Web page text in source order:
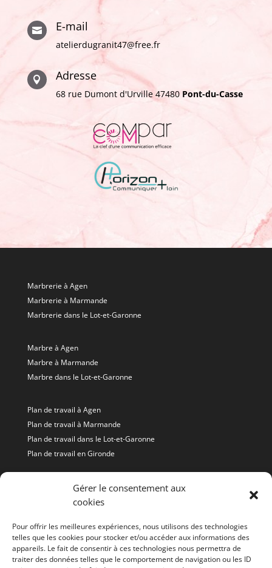
Gérer le consentement aux
cookies
Pour offrir les meilleures expériences, nous utilisons des technologies
telles que les cookies pour stocker et/ou accéder aux informations des
appareils. Le fait de consentir à ces technologies nous permettra de
traiter des données telles que le comportement de navigation ou les ID
 E-mail
atelierdugranit47@free.fr
 Adresse
68 rue Dumont d'Urville 47480 Pont-du-Casse
Marbrerie à Agen
Marbrerie à Marmande
Marbrerie dans le Lot-et-Garonne
Marbre à Agen
Marbre à Marmande
Marbre dans le Lot-et-Garonne
Plan de travail à Agen
Plan de travail à Marmande
Plan de travail dans le Lot-et-Garonne
Plan de travail en Gironde
Granit à Agen
Granit à Marmande
Granit et Quartz Gironde
Granit et Quartz Agen